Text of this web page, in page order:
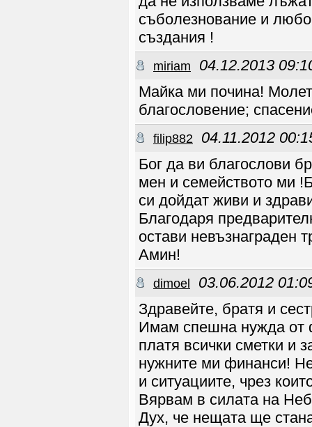
съболезнование и
създания !
miriam
04.12.2013
Майка ми почина!
благословение;
filip882
04.11.2012
Бог да ви благослови
мен и семейството ми
си дойдат живи и
Благодаря
остави невъзнаграден
Амин!
dimoel
03.06.2012
Здравейте, братя и
Имам спешна нужда от
платя всички сметки и
нужните ми финанси!
и ситуациите, чрез
Вярвам в силата на
Дух, че нещата ще